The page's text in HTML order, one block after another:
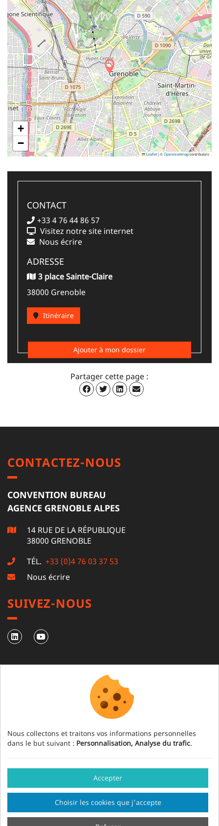
+
−
Leaflet|©Openstreetmapcontributors
CONTACT
+33 4 76 44 86 57
Visitez notre site internet
Nous écrire
ADRESSE
3 place Sainte-Claire
38000 Grenoble
Itinéraire
Ajouter à mon dossier
Partager cette page :
CONTACTEZ-NOUS
CONVENTION BUREAU
AGENCE GRENOBLE ALPES
14 RUE DE LA RÉPUBLIQUE
38000 GRENOBLE
TÉL. +33 (0)4 76 03 37 53
Nous écrire
SUIVEZ-NOUS
NEWSLETTER
S'abonner à notre newsletter
Mention légale Crédits Gestion des cookies
Fait en France par
Nous collectons et traitons vos informations personnelles
dans le but suivant : Personnalisation, Analyse du trafic.
Accepter
Choisir les cookies que j'accepte